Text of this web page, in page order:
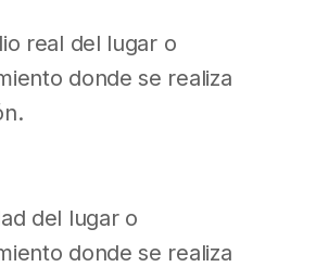
real del lugar o
donde se realiza
del lugar o
donde se realiza